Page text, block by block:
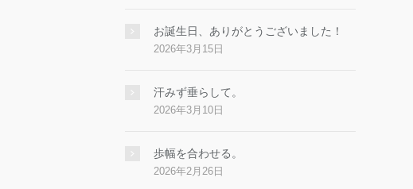
お誕生日、ありがとうございました！
2026年3月15日
汗みず垂らして。
2026年3月10日
歩幅を合わせる。
2026年2月26日